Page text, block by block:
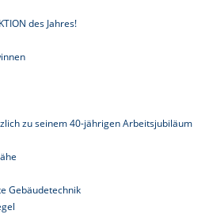
des Jahres!
zu seinem 40-jährigen Arbeitsjubiläum
Gebäudetechnik